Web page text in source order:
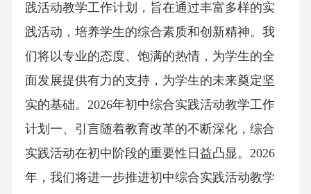
践活动教学工作计划，旨在通过丰富多样的实
践活动，培养学生的综合素质和创新精神。我
们将以专业的态度、饱满的热情，为学生的全
面发展提供有力的支持，为学生的未来奠定坚
实的基础。2026年初中综合实践活动教学工作
计划一、引言随着教育改革的不断深化，综合
实践活动在初中阶段的重要性日益凸显。2026
年，我们将进一步推进初中综合实践活动教学